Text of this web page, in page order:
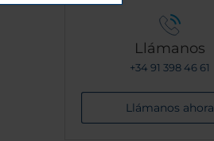
Llámanos
+34 91 398 46 61
Llámanos ahora